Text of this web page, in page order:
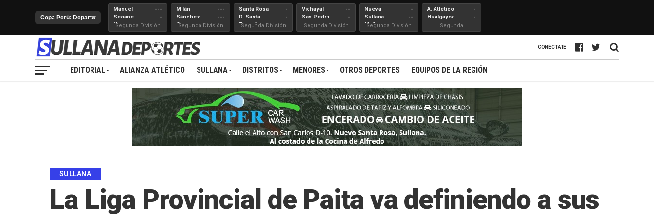
Manuel
Seoane
Nueva
Juventud
---
-
Segunda División
Milán
Sánchez
Cerro
---
---
Segunda División
Santa Rosa
D. Santa
Teresita
-
-
Segunda División
Vichayal
San Pedro
--
-
Segunda División
Nueva
Sullana
Mallares
-
--
Segunda División
A. Atlético
Hualgayoc
-
-
Segunda
Profesional
CONÉCTATE
EDITORIAL ALIANZA ATLÉTICO SULLANA DISTRITOS MENORES OTROS DEPORTES EQUIPOS DE LA REGIÓN
SULLANA
La Liga Provincial de Paita va definiendo a sus